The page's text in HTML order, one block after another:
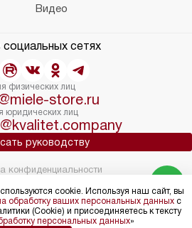
Видео
социальных сетях
физических лиц
store.ru
юридических лиц
руководству
Miele «Kvalitet Trade, LLC»
конфиденциальности
Карта сайта
cookie. Используя наш сайт, вы
обработку ваших персональных данных с
(Cookie) и присоединяетесь к тексту
персональных данных»